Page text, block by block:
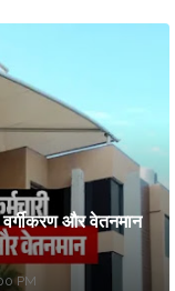
वर्गीकरण और वेतनमान
PM